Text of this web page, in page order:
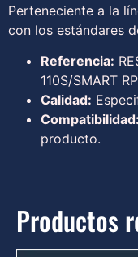
Perteneciente a la
con los estándares
Referencia:
110S/SMART RP
Calidad:
Compatibilidad:
producto.
Productos